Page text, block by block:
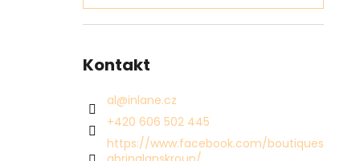
Kontakt
al@inlane.cz
+420 606 502 445
https://www.facebook.com/boutiques